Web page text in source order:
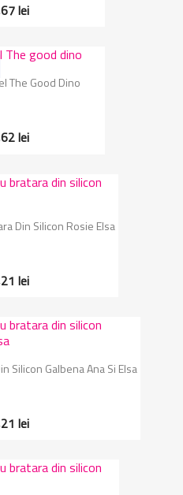
lei
The Good Dino
lei
Din Silicon Rosie Elsa
lei
Silicon Galbena Ana Si Elsa
lei